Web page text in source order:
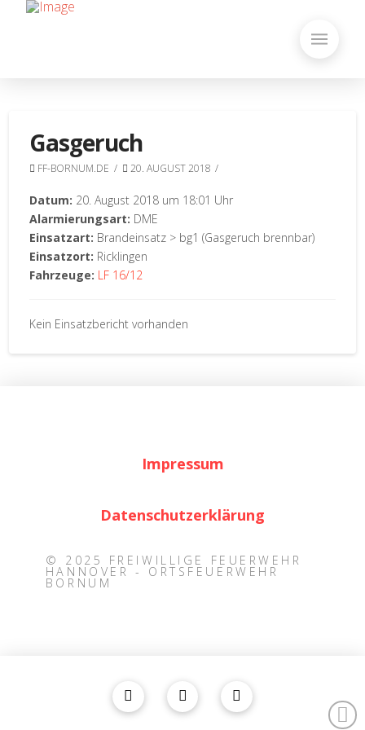
Gasgeruch
FF-BORNUM.DE 20. AUGUST 2018
Datum: 20. August 2018 um 18:01 Uhr
Alarmierungsart: DME
Einsatzart: Brandeinsatz > bg1 (Gasgeruch brennbar)
Einsatzort: Ricklingen
Fahrzeuge: LF 16/12
Kein Einsatzbericht vorhanden
Impressum
Datenschutzerklärung
© 2025 FREIWILLIGE FEUERWEHR
HANNOVER - ORTSFEUERWEHR
BORNUM